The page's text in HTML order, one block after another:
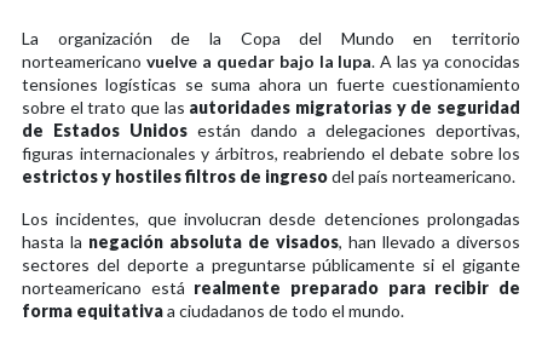
La organización de la Copa del Mundo en territorio
norteamericano vuelve a quedar bajo la lupa. A las ya conocidas
tensiones logísticas se suma ahora un fuerte cuestionamiento
sobre el trato que las autoridades migratorias y de seguridad
de Estados Unidos están dando a delegaciones deportivas,
figuras internacionales y árbitros, reabriendo el debate sobre los
estrictos y hostiles filtros de ingresodel país norteamericano.
Los incidentes, que involucran desde detenciones prolongadas
hasta la negación absoluta de visados, han llevado a diversos
sectores del deporte a preguntarse públicamente si el gigante
norteamericano está realmente preparado para recibir de
forma equitativaa ciudadanos de todo el mundo.